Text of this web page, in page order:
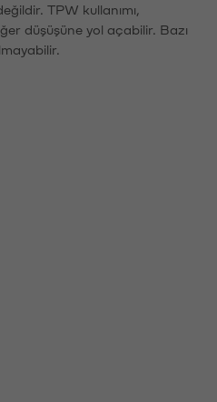
TPW kullanımı,
düşüşüne yol açabilir. Bazı